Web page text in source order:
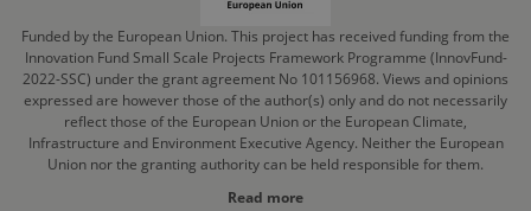
Funded by the European Union. This project has received funding from the
Innovation Fund Small Scale Projects Framework Programme (InnovFund-
2022-SSC) under the grant agreement No 101156968. Views and opinions
expressed are however those of the author(s) only and do not necessarily
reflect those of the European Union or the European Climate,
Infrastructure and Environment Executive Agency. Neither the European
Union nor the granting authority can be held responsible for them.
Read more